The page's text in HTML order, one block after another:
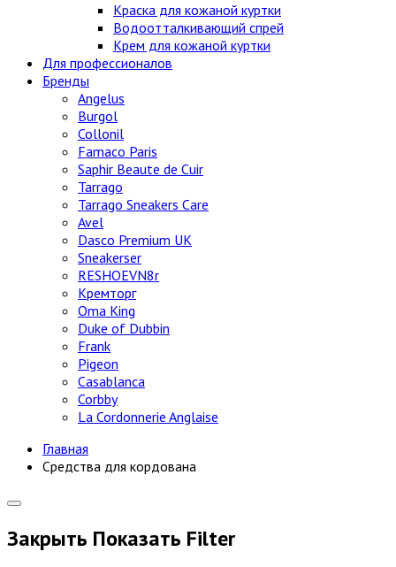
Краска для кожаной куртки
Водоотталкивающий спрей
Крем для кожаной куртки
Для профессионалов
Бренды
Angelus
Burgol
Collonil
Famaco Paris
Saphir Beaute de Cuir
Tarrago
Tarrago Sneakers Care
Avel
Dasco Premium UK
Sneakerser
RESHOEVN8r
Кремторг
Oma King
Duke of Dubbin
Frank
Pigeon
Casablanca
Corbby
La Cordonnerie Anglaise
Главная
Средства для кордована
Закрыть Показать Filter